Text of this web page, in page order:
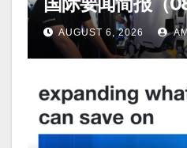
AUGUST 6, 2026